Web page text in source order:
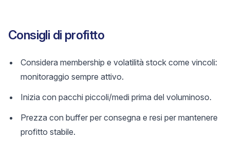
Consigli di profitto
Considera membership e volatilità stock come vincoli:
monitoraggio sempre attivo.
Inizia con pacchi piccoli/medi prima del voluminoso.
Prezza con buffer per consegna e resi per mantenere
profitto stabile.